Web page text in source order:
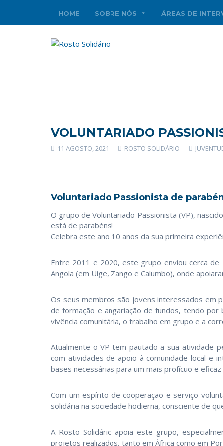
HOME SOBRE NÓS ÁREAS DE
VOLUNTARIADO
11 AGOSTO, 2021 ROSTO SOLIDÁRIO
Voluntariado Passionista de
O grupo de Voluntariado Passionista (VP),
está de parabéns!
Celebra este ano 10 anos da sua primeira
Entre 2011 e 2020, este grupo enviou cerca de
Angola (em Uíge, Zango e Calumbo), onde
Os seus membros são jovens interessados em
de formação e angariação de fundos, tendo
vivência comunitária, o trabalho em grupo e a
Atualmente o VP tem pautado a sua atividade
com atividades de apoio à comunidade local e
bases necessárias para um mais profícuo e
Com um espírito de cooperação e serviço
solidária na sociedade hodierna, consciente de
A Rosto Solidário apoia este grupo,
projetos realizados, tanto em África como em